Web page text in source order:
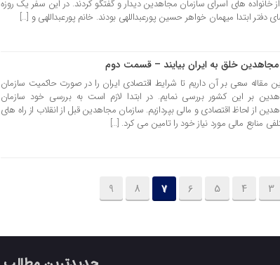
خانواده های اسرای سازمان مجاهدین دیدار و گفتگو کردند. در این سفر یک روزه
دفتر ابتدا میهمان خواهر حسین پورعبداللهی بودند. خانم پورعبداللهی و […]
مجاهدین خلق به ایران بیایند – قسمت دوم
مقاله سعی بر آن داریم تا شرایط اقتصادی ایران را در صورت حاکمیت سازمان
بر این کشور بررسی نمایم. در ابتدا لازم است به بررسی خود سازمان
از لحاظ اقتصادی و مالی بپردازیم. سازمان مجاهدین قبل از انقلاب از راه های
منابع مالی مورد نیاز خود را تامین می کرد. […]
3
4
5
6
7
8
9